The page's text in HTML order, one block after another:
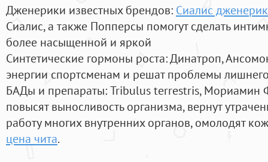
Дженерики известных брендов: Сиалис
Сиалис, а также Попперсы помогут сделать
более насыщенной и яркой
Синтетические гормоны роста: Динатроп,
энергии спортсменам и решат проблемы
БАДы и препараты:Tribulus terrestris, Мориамин
повысят выносливость организма, вернут
работу многих внутренних органов, омолодят
цена чита.